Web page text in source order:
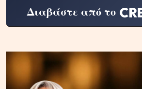
Διαβάστε από το